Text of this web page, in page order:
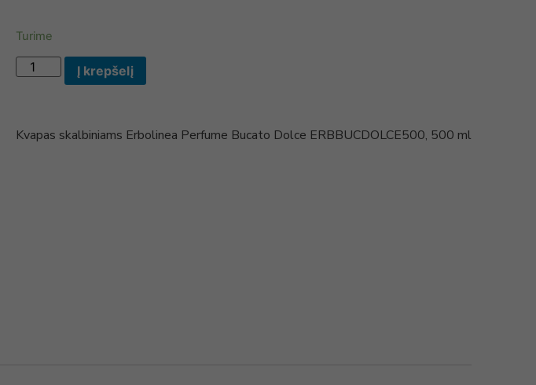
Turime
Į krepšelį
Kvapas skalbiniams Erbolinea Perfume Bucato Dolce ERBBUCDOLCE500, 500 ml